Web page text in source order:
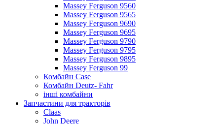
Massey Ferguson 9560
Massey Ferguson 9565
Massey Ferguson 9690
Massey Ferguson 9695
Massey Ferguson 9790
Massey Ferguson 9795
Massey Ferguson 9895
Massey Ferguson 99
Комбайн Case
Комбайн Deutz- Fahr
інші комбайни
Запчастини для тракторів
Claas
John Deere